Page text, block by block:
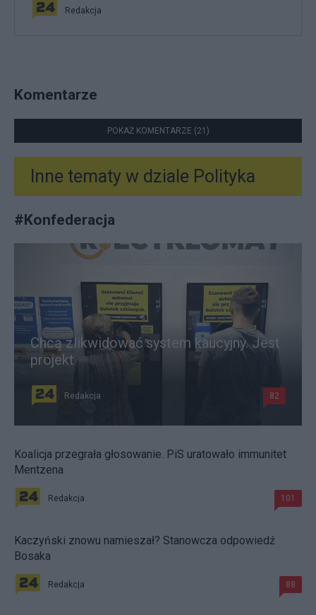
Redakcja
Komentarze
POKAŻ KOMENTARZE (21)
Inne tematy w dziale Polityka
#Konfederacja
Chcą zlikwidować system kaucyjny. Jest
projekt
Redakcja 82
Koalicja przegrała głosowanie. PiS uratowało immunitet
Mentzena
Redakcja 101
Kaczyński znowu namieszał? Stanowcza odpowiedź
Bosaka
Redakcja 88